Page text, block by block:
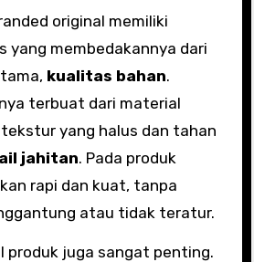
original memiliki
yang membedakannya dari
kualitas bahan.
terbuat dari material
yang halus dan tahan
jahitan. Pada produk
rapi dan kuat, tanpa
atau tidak teratur.
produk juga sangat penting.